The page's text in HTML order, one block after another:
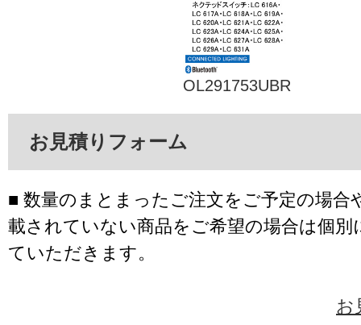
OL291753UBR
お見積りフォーム
■ 数量のまとまったご注文をご予定の場合
載されていない商品をご希望の場合は個別
ていただきます。
お